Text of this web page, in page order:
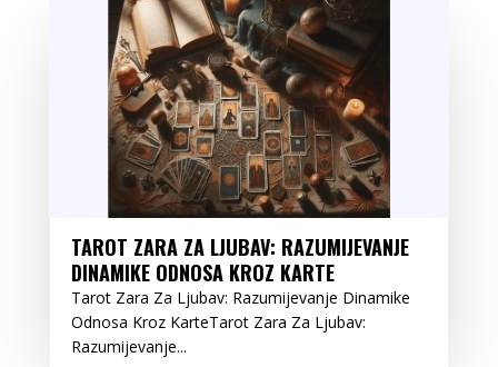
TAROT ZARA ZA LJUBAV: RAZUMIJEVANJE
DINAMIKE ODNOSA KROZ KARTE
Tarot Zara Za Ljubav: Razumijevanje Dinamike
Odnosa Kroz KarteTarot Zara Za Ljubav:
Razumijevanje...